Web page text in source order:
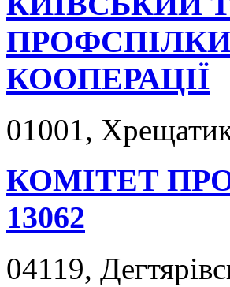
КООПЕРАЦІЇ
01001,
КОМІТЕТ
13062
04119,